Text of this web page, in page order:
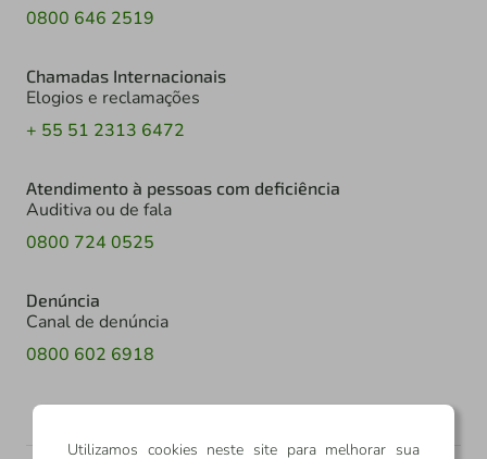
0800 646 2519
Chamadas Internacionais
Elogios e reclamações
+ 55 51 2313 6472
Atendimento à pessoas com deficiência
Auditiva ou de fala
0800 724 0525
Denúncia
Canal de denúncia
0800 602 6918
Utilizamos cookies neste site para melhorar sua